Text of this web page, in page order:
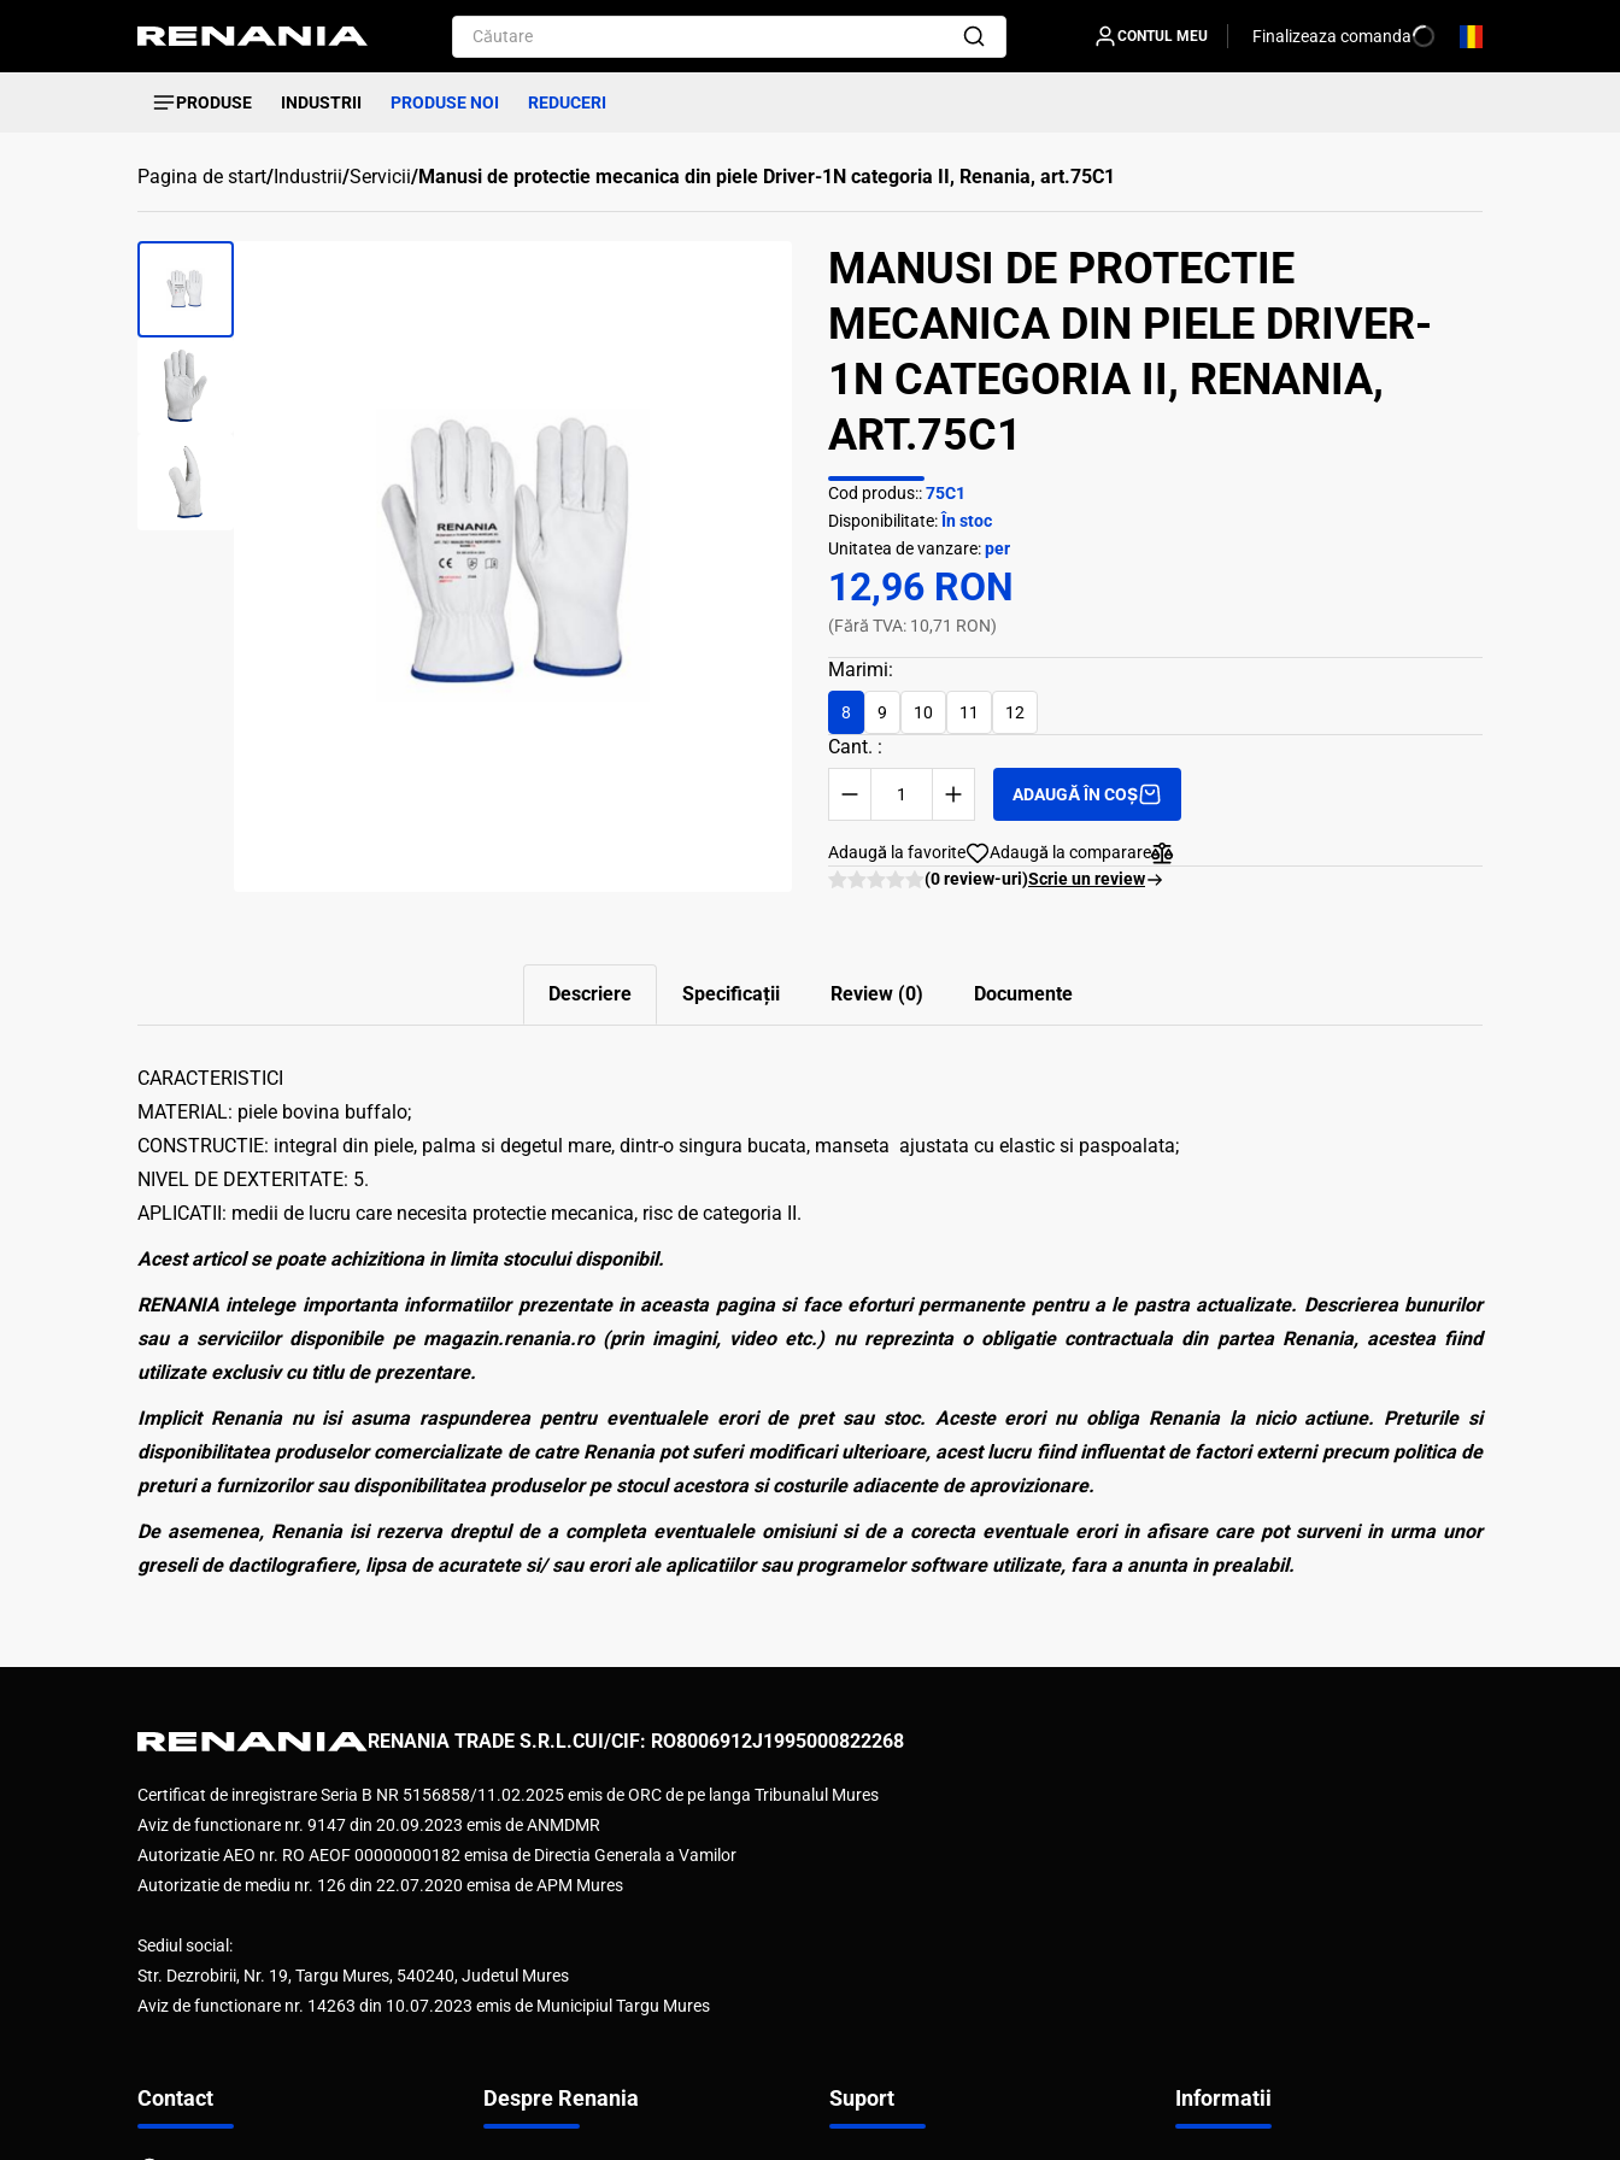
CONTUL MEU Finalizeaza comanda
PRODUSE INDUSTRII PRODUSE NOI REDUCERI
Pagina de start/Industrii/Servicii/Manusi de protectie mecanica din piele Driver-1N categoria II, Renania, art.75C1
MANUSI DE PROTECTIE
MECANICA DIN PIELE DRIVER-
1N CATEGORIA II, RENANIA,
ART.75C1
Cod produs::75C1
Disponibilitate: În stoc
Unitatea de vanzare:per
12,96 RON
(Fără TVA: 10,71 RON)
Marimi:
8 9 10 11 12
Cant. :
ADAUGĂ ÎN COȘ
Adaugă la favorite
Adaugă la comparare
(0 review-uri)Scrie un review
Descriere Specificații Review (0) Documente
CARACTERISTICI
MATERIAL: piele bovina buffalo;
CONSTRUCTIE: integral din piele, palma si degetul mare, dintr-o singura bucata, manseta ajustata cu elastic si paspoalata;
NIVEL DE DEXTERITATE: 5.
APLICATII: medii de lucru care necesita protectie mecanica, risc de categoria II.
Acest articol se poate achizitiona in limita stocului disponibil.
RENANIA intelege importanta informatiilor prezentate in aceasta pagina si face eforturi permanente pentru a le pastra actualizate. Descrierea bunurilor
sau a serviciilor disponibile pe magazin.renania.ro (prin imagini, video etc.) nu reprezinta o obligatie contractuala din partea Renania, acestea fiind
utilizate exclusiv cu titlu de prezentare.
Implicit Renania nu isi asuma raspunderea pentru eventualele erori de pret sau stoc. Aceste erori nu obliga Renania la nicio actiune. Preturile si
disponibilitatea produselor comercializate de catre Renania pot suferi modificari ulterioare, acest lucru fiind influentat de factori externi precum politica de
preturi a furnizorilor sau disponibilitatea produselor pe stocul acestora si costurile adiacente de aprovizionare.
De asemenea, Renania isi rezerva dreptul de a completa eventualele omisiuni si de a corecta eventuale erori in afisare care pot surveni in urma unor
greseli de dactilografiere, lipsa de acuratete si/ sau erori ale aplicatiilor sau programelor software utilizate, fara a anunta in prealabil.
RENANIA TRADE S.R.L.CUI/CIF: RO8006912J1995000822268
Certificat de inregistrare Seria B NR 5156858/11.02.2025 emis de ORC de pe langa Tribunalul Mures
Aviz de functionare nr. 9147 din 20.09.2023 emis de ANMDMR
Autorizatie AEO nr. RO AEOF 00000000182 emisa de Directia Generala a Vamilor
Autorizatie de mediu nr. 126 din 22.07.2020 emisa de APM Mures
Sediul social:
Str. Dezrobirii, Nr. 19, Targu Mures, 540240, Judetul Mures
Aviz de functionare nr. 14263 din 10.07.2023 emis de Municipiul Targu Mures
Contact Despre Renania Suport Informatii